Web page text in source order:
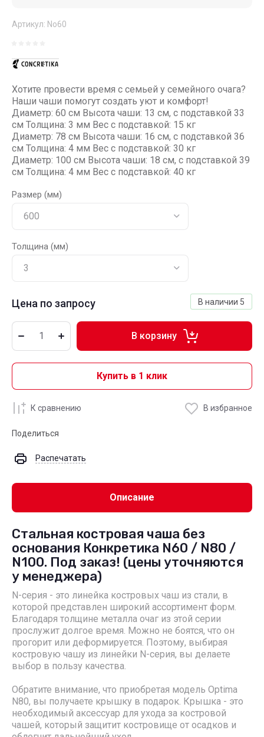
Артикул: No60
Хотите провести время с семьей у семейного очага?
Наши чаши помогут создать уют и комфорт!
Диаметр: 60 см Высота чаши: 13 см, с подставкой 33
см Толщина: 3 мм Вес с подставкой: 15 кг
Диаметр: 78 см Высота чаши: 16 см, с подставкой 36
см Толщина: 4 мм Вес с подставкой: 30 кг
Диаметр: 100 см Высота чаши: 18 см, с подставкой 39
см Толщина: 4 мм Вес с подставкой: 40 кг
Размер (мм)
Толщина (мм)
В наличии 5
Цена по запросу
В корзину
Купить в 1 клик
К сравнению В избранное
Поделиться
Распечатать
Описание
Стальная костровая чаша без
основания Конкретика N60 / N80 /
N100. Под заказ! (цены уточняются
у менеджера)
N-серия - это линейка костровых чаш из стали, в
которой представлен широкий ассортимент форм.
Благодаря толщине металла очаг из этой серии
прослужит долгое время. Можно не боятся, что он
прогорит или деформируется. Поэтому, выбирая
костровую чашу из линейки N-серия, вы делаете
выбор в пользу качества.
Обратите внимание, что приобретая модель Optima
N80, вы получаете крышку в подарок. Крышка - это
необходимый аксессуар для ухода за костровой
чашей, который защитит костровище от осадков и